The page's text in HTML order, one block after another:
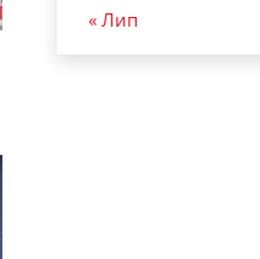
« Лип